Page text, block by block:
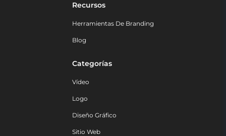
Recursos
Herramientas De Branding
Blog
Categorías
Vídeo
Logo
Diseño Gráfico
Sitio Web